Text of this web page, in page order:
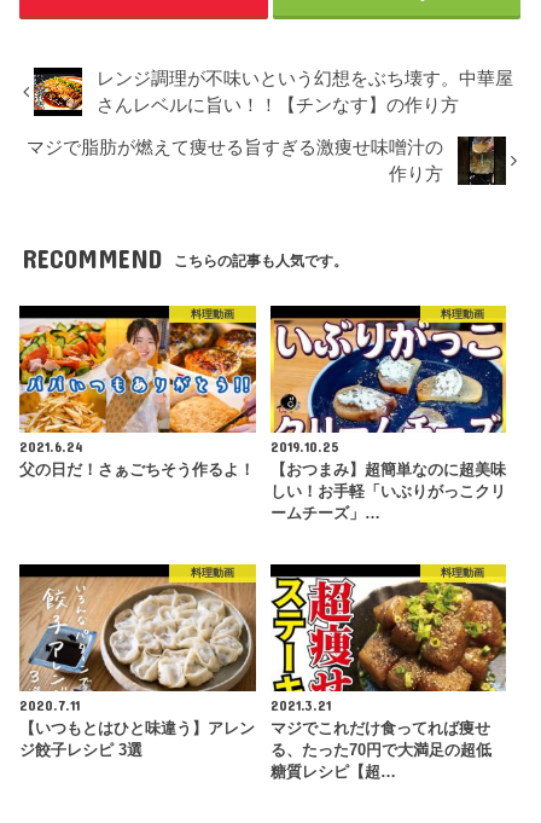
レンジ調理が不味いという幻想をぶち壊す。中華屋
さんレベルに旨い！！【チンなす】の作り方
マジで脂肪が燃えて痩せる旨すぎる激痩せ味噌汁の
作り方
RECOMMEND こちらの記事も人気です。
料理動画
2021.6.24
父の日だ！さぁごちそう作るよ！
料理動画
2019.10.25
【おつまみ】超簡単なのに超美味
しい！お手軽「いぶりがっこクリ
ームチーズ」…
料理動画
2020.7.11
【いつもとはひと味違う】アレン
ジ餃子レシピ 3選
料理動画
2021.3.21
マジでこれだけ食ってれば痩せ
る、たった70円で大満足の超低
糖質レシピ【超…